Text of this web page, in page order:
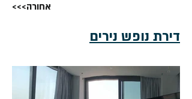
<<<אחורה
דירת נופש נירים